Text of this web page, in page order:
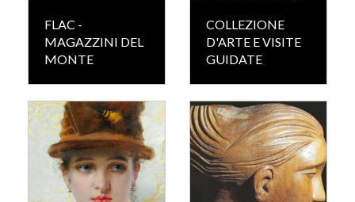
FLAC -
MAGAZZINI DEL
MONTE
COLLEZIONE
D'ARTE E VISITE
GUIDATE